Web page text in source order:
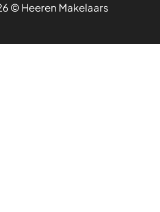
© Heeren Makelaars